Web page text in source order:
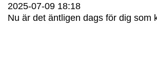
2025-07-09 18:18
Nu är det äntligen dags för dig som